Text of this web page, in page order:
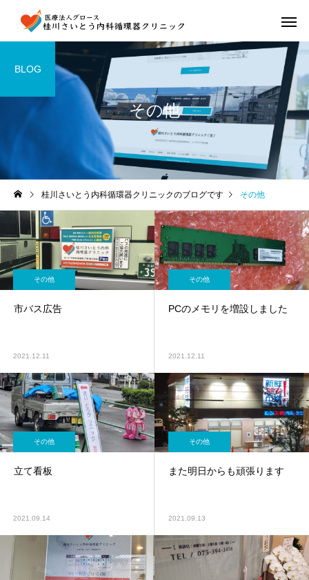
その他
BLOG
桂川さいとう内科循環器クリニックのブログです その他
その他
市バス広告
2021.12.11
その他
PCのメモリを増設しました
2021.12.11
その他
立て看板
2021.09.14
その他
また明日からも頑張ります
2021.09.13